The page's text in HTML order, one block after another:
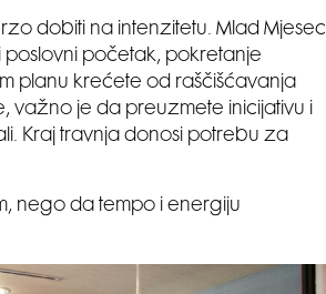
dobiti na intenzitetu. Mlad Mjesec
poslovni početak, pokretanje
planu krećete od raščišćavanja
važno je da preuzmete inicijativu i
Kraj travnja donosi potrebu za
nego da tempo i energiju